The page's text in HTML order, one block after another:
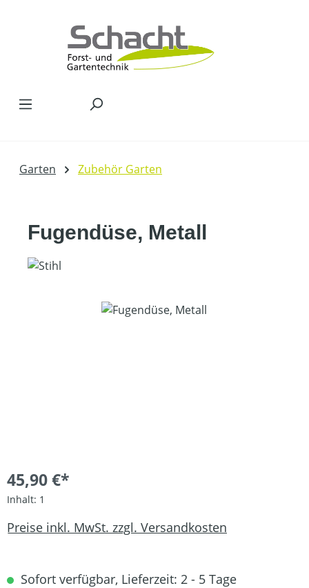
Garten Zubehör Garten
Fugendüse, Metall
Bildergalerie überspringen
45,90 €*
Inhalt: 1
Preise inkl. MwSt. zzgl. Versandkosten
Sofort verfügbar, Lieferzeit: 2 - 5 Tage